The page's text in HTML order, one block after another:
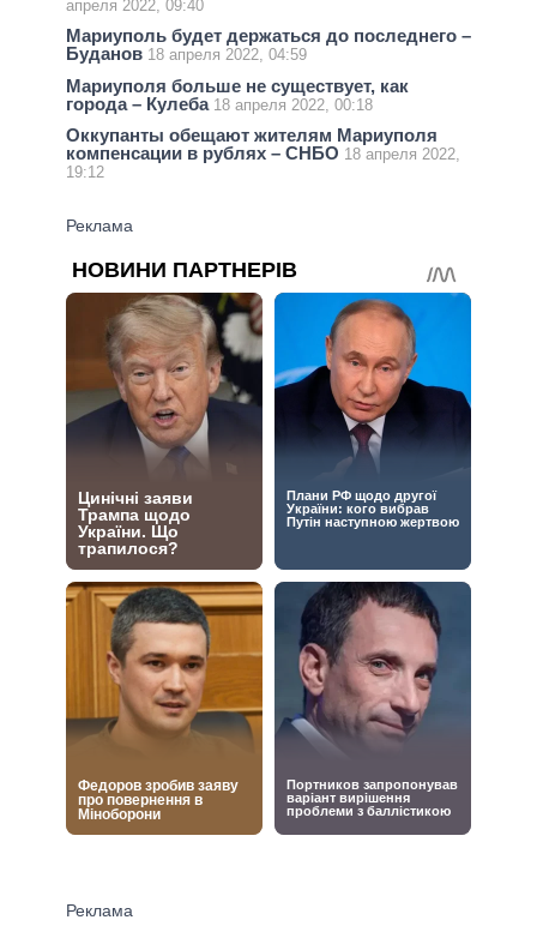
апреля 2022, 09:40
Мариуполь будет держаться до последнего –
Буданов 18 апреля 2022, 04:59
Мариуполя больше не существует, как
города – Кулеба 18 апреля 2022, 00:18
Оккупанты обещают жителям Мариуполя
компенсации в рублях – СНБО 18 апреля 2022,
19:12